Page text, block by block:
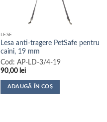
produsului.
LESE
Lesa anti-tragere PetSafe pentru
caini, 19 mm
Cod: AP-LD-3/4-19
90,00 lei
ADAUGĂ ÎN COȘ